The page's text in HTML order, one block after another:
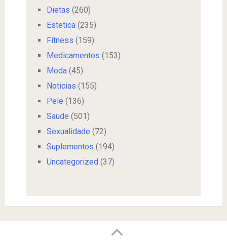
Dietas (260)
Estetica(235)
Fitness (159)
Medicamentos (153)
Moda(45)
Noticias (155)
Pele (136)
Saude (501)
Sexualidade (72)
Suplementos (194)
Uncategorized (37)